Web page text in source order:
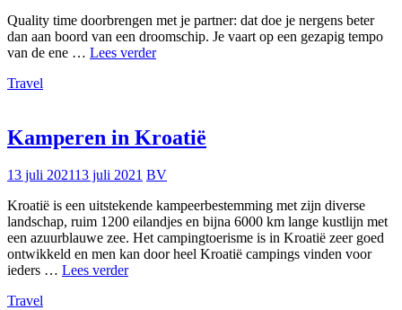
Quality time doorbrengen met je partner: dat doe je nergens beter
dan aan boord van een droomschip. Je vaart op een gezapig tempo
van de ene … Lees verderLiefde
Travel
Kamperen in Kroatië
13 juli 202113 juli 2021 BV
Kroatië is een uitstekende kampeerbestemming met zijn diverse
landschap, ruim 1200 eilandjes en bijna 6000 km lange kustlijn met
een azuurblauwe zee. Het campingtoerisme is in Kroatië zeer goed
ontwikkeld en men kan door heel Kroatië campings vinden voor
ieders … Lees verderKamperen
Travel